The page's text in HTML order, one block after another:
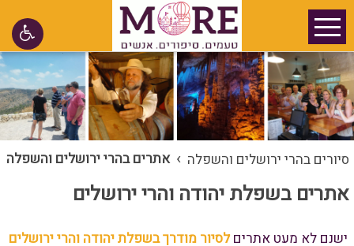
סיורים בהרי ירושלים והשפלה › אתרים בהרי ירושלים והשפלה
אתרים בשפלת יהודה והרי ירושלים
ישנם לא מעט אתריםלסיור מודרך בשפלת יהודה והרי ירושלים